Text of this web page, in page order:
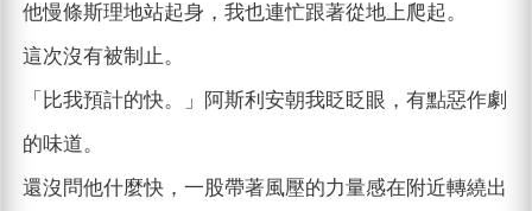
他慢條斯理地站起身，我也連忙跟著從地上爬起。
這次沒有被制止。
「比我預計的快。」阿斯利安朝我眨眨眼，有點惡作劇
的味道。
還沒問他什麼快，一股帶著風壓的力量感在附近轉繞出